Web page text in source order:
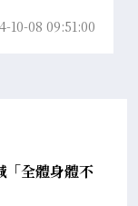
10-08 09:51:00
「全體身體不